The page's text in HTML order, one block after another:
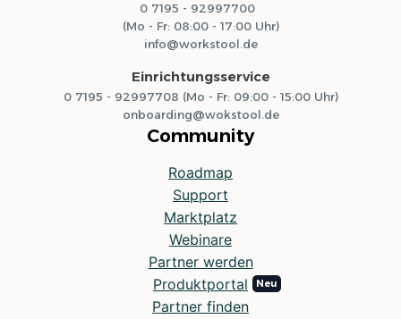
0 7195 - 92997700
(Mo - Fr: 08:00 - 17:00 Uhr)
info@workstool.de
Einrichtungsservice
0 7195 - 92997708 (Mo - Fr: 09:00 - 15:00 Uhr)
onboarding@wokstool.de
Community
Roadmap
Support
Marktplatz
Webinare
Partner werden
Produktportal
Partner finden